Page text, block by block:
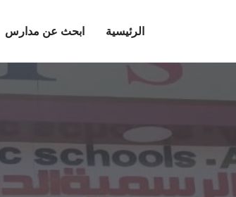
الرئيسية ابحث عن مدارس